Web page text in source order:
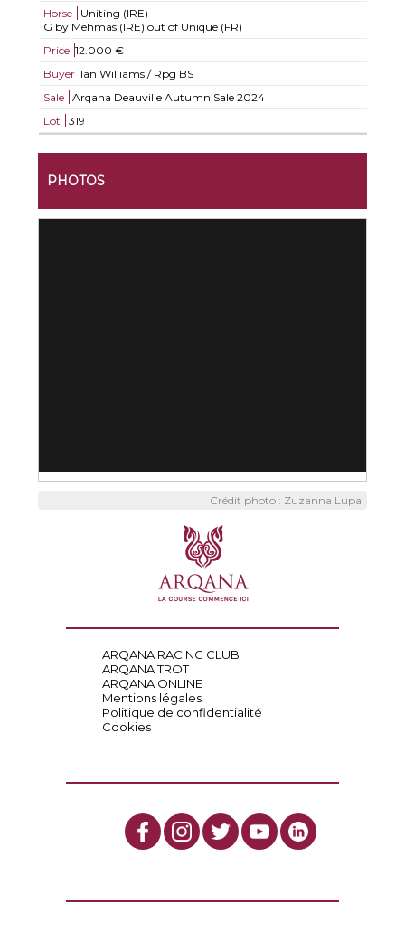
Horse
Uniting (IRE)
G by Mehmas (IRE) out of Unique (FR)
Price 12.000 €
Buyer Ian Williams / Rpg BS
Sale
Arqana Deauville Autumn Sale 2024
Lot
319
PHOTOS
Crédit photo : Zuzanna Lupa
ARQANA RACING CLUB
ARQANA TROT
ARQANA ONLINE
Mentions légales
Politique de confidentialité
Cookies